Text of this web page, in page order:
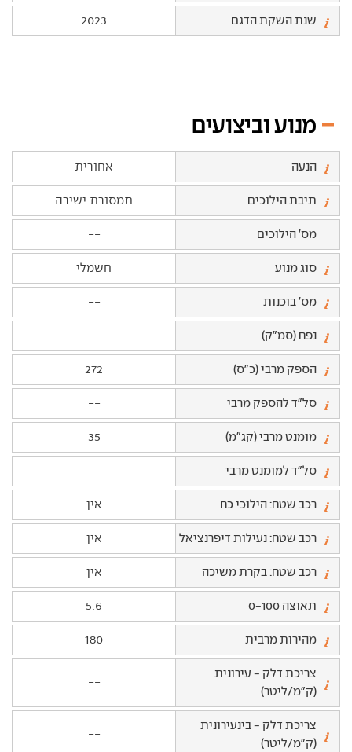
שנת השקת הדגם 2023
מנוע וביצועים
הנעה אחורית
תיבת הילוכים תמסורת ישירה
מס' הילוכים --
סוג מנוע חשמלי
מס' בוכנות --
נפח (סמ"ק) --
הספק מרבי (כ"ס) 272
סל"ד להספק מרבי --
מומנט מרבי (קג"מ) 35
סל"ד למומנט מרבי --
רכב שטח: הילוכי כח אין
רכב שטח: נעילות דיפרנציאל אין
רכב שטח: בקרת משיכה אין
תאוצה 0-100 5.6
מהירות מרבית 180
צריכת דלק - עירונית
(ק"מ/ליטר)
--
צריכת דלק - בינעירונית
(ק"מ/ליטר)
--